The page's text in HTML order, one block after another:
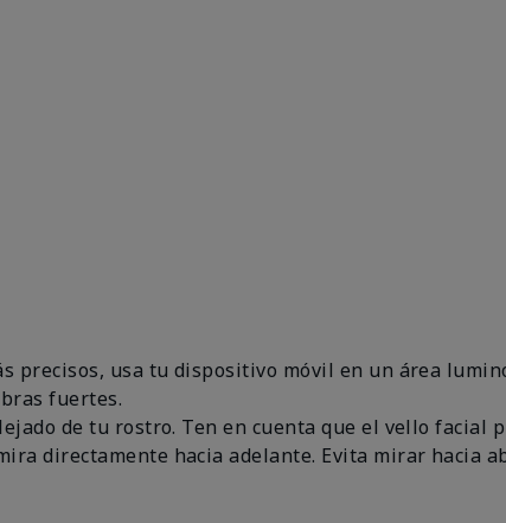
precisos, usa tu dispositivo móvil en un área
fuertes.
de tu rostro. Ten en cuenta que el vello facial
directamente hacia adelante. Evita mirar hacia